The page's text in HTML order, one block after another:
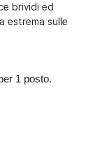
brividi ed
estrema sulle
1 posto.